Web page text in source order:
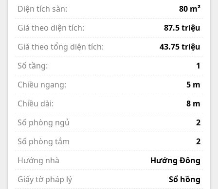
Diện tích sàn:
80 m²
Giá theo diện tích:
87.5 triệu
Giá theo tổng diện tích:
43.75 triệu
Số tầng:
1
Chiều ngang:
5 m
Chiều dài:
8 m
Số phòng ngủ
2
Số phòng tắm
2
Hướng nhà
Hướng Đông
Giấy tờ pháp lý
Sổ hồng